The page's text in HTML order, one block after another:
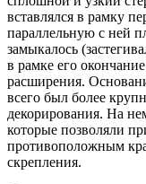
вставлялся в рамку
параллельную с ней
замыкалось
в рамке его
расширения.
всего был более
декорирования. На
которые позволяли
противоположным
скрепления.